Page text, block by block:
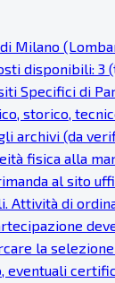
Milano
disponibili: 3
Specifici di
storico,
archivi (da
fisica alla
al sito
Attività di
la